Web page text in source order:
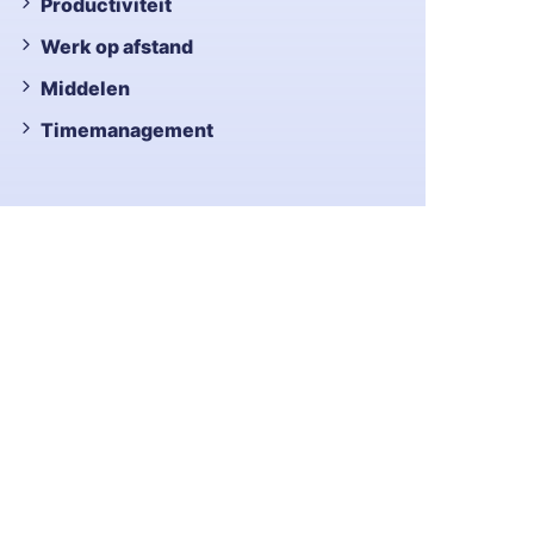
Productiviteit
Werk op afstand
Middelen
Timemanagement